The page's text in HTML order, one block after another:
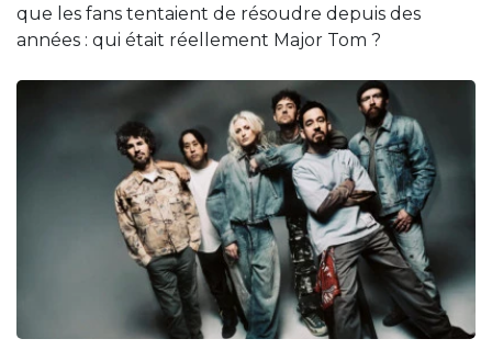
que les fans tentaient de résoudre depuis des
années : qui était réellement Major Tom ?